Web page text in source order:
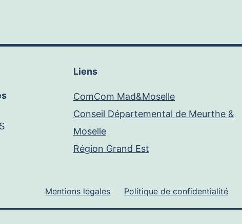
Liens
ComCom Mad&Moselle
Conseil Départemental de Meurthe &
Moselle
Région Grand Est
Mentions légales Politique de confidentialité